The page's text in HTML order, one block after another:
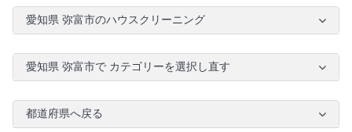
愛知県 弥富市のハウスクリーニング
愛知県 弥富市で カテゴリーを選択し直す
都道府県へ戻る